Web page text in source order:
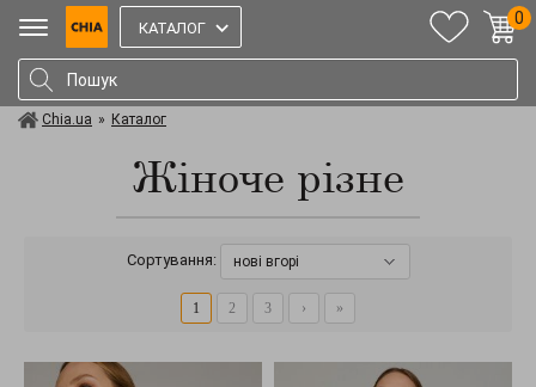
КАТАЛОГ
0
Chia.ua » Каталог
Жіноче різне
Сортування: нові вгорі
1 2 3 › »